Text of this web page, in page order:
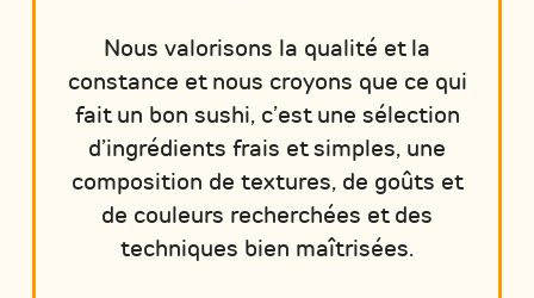
Nous valorisons la qualité et la
constance et nous croyons que ce qui
fait un bon sushi, c’est une sélection
d’ingrédients frais et simples, une
composition de textures, de goûts et
de couleurs recherchées et des
techniques bien maîtrisées.